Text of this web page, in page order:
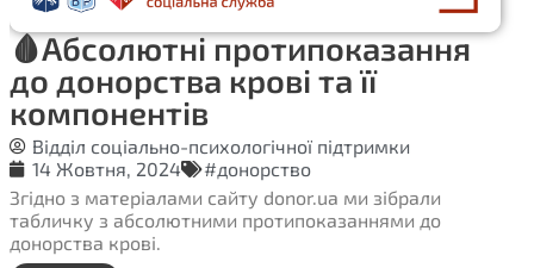
🩸Абсолютні протипоказання
до донорства крові та її
компонентів
Відділ соціально-психологічної підтримки
14 Жовтня, 2024
#донорство
Згідно з матеріалами сайту donor.ua ми зібрали
табличку з абсолютними протипоказаннями до
донорства крові.